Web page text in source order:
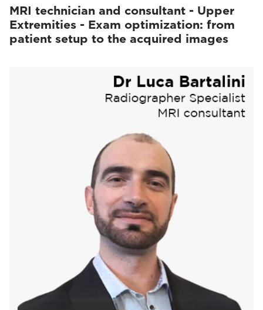
MRI technician and consultant - Upper
Extremities - Exam optimization: from
patient setup to the acquired images